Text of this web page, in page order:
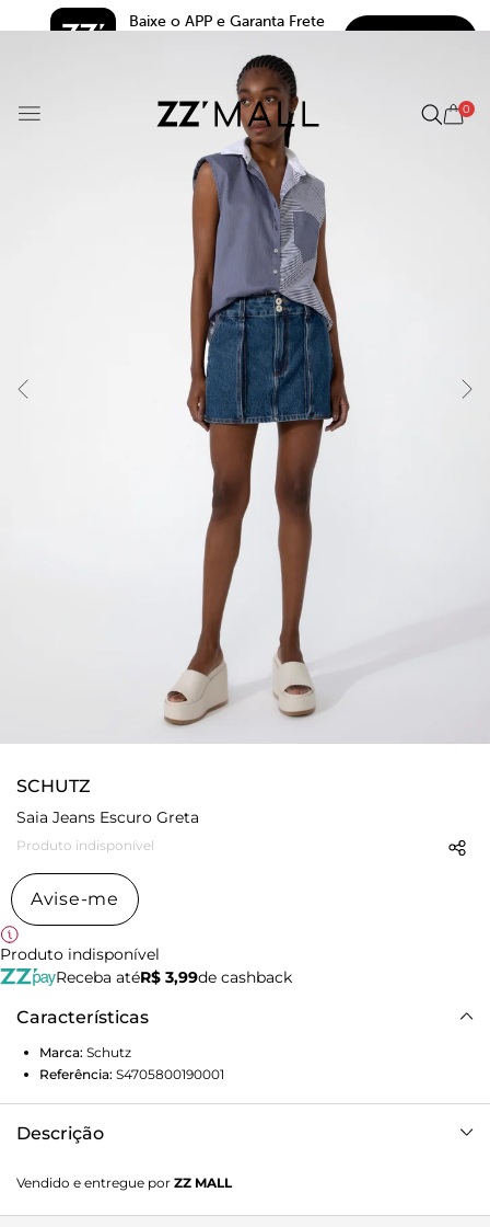
Baixe o APP e Garanta Frete
5.0
0
SCHUTZ
Saia Jeans Escuro Greta
Produto indisponível
Avise-me
Produto indisponível
Receba atéR$ 3,99de cashback
Características
Marca: Schutz
Referência: S4705800190001
Descrição
frontal com zíper de metal e abotoamento duplo com
botão de metal personalizado Schutz off white, bolsos faca
Vendido e entregue por ZZ MALL